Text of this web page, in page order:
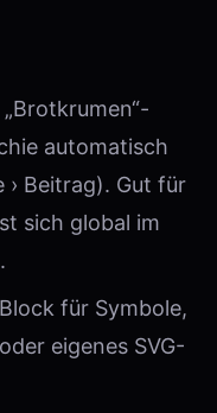
„Brotkrumen“-
automatisch
› Beitrag). Gut für
sich global im
für Symbole,
eigenes SVG-